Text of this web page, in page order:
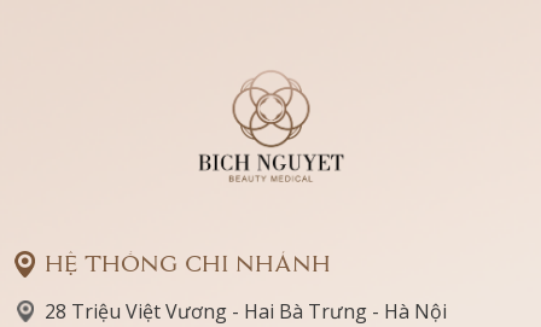
HỆ THỐNG CHI NHÁNH
28 Triệu Việt Vương - Hai Bà Trưng - Hà Nội